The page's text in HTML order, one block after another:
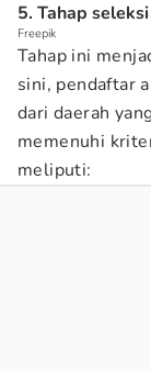
5. Tahap
Freepik
Tahap ini
sini, pendaftar
dari daerah
memenuhi
meliputi: